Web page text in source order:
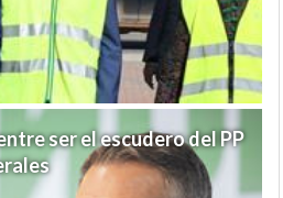
ser el escudero del PP